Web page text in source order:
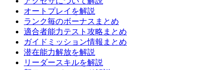
オートプレイを解説
ランク毎のボーナスまとめ
適合者能力テスト攻略まとめ
ガイドミッション情報まとめ
潜在能力解放を解説
リーダースキルを解説